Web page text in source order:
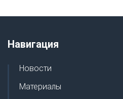
Навигация
Новости
Материалы